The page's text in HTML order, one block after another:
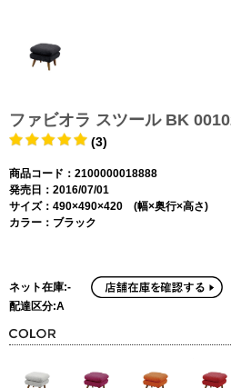
ファビオラ スツール BK
(3)
商品コード：2100000018888
発売日：2016/07/01
サイズ：490×490×420 (幅×奥行×高さ)
カラー：ブラック
ネット在庫:-
配達区分:A